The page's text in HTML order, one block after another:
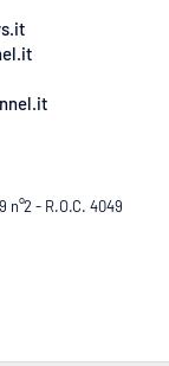
- R.O.C. 4049